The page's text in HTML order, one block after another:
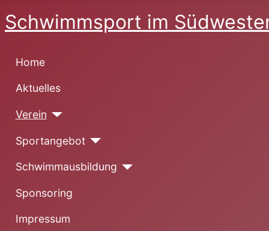
Schwimmsport im
Home
Aktuelles
Verein
Sportangebot
Schwimmausbildung
Sponsoring
Impressum